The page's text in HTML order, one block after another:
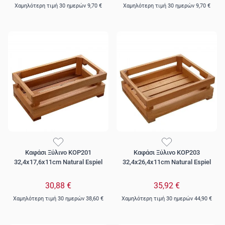
Χαμηλότερη τιμή 30 ημερών 9,70 € Χαμηλότερη τιμή 30 ημερών 9,70 €
Καφάσι Ξύλινο KOP201
32,4x17,6x11cm Natural Espiel
30,88 €
Χαμηλότερη τιμή 30 ημερών 38,60 €
Καφάσι Ξύλινο KOP203
32,4x26,4x11cm Natural Espiel
35,92 €
Χαμηλότερη τιμή 30 ημερών 44,90 €